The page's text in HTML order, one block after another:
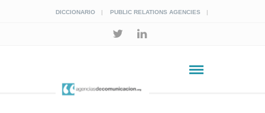
DICCIONARIO PUBLIC RELATIONS AGENCIES